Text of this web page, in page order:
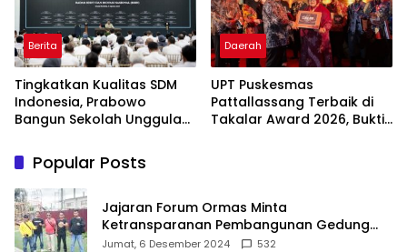
Berita
Tingkatkan Kualitas SDM
Indonesia, Prabowo
Bangun Sekolah Unggulan
Terbaik Dunia
Daerah
UPT Puskesmas
Pattallassang Terbaik di
Takalar Award 2026, Bukti
Popular Posts
Jajaran Forum Ormas Minta
Ketransparanan Pembangunan Gedung
Damkar Di Kecamatan Cisoka
Jumat, 6 Desember 2024 532